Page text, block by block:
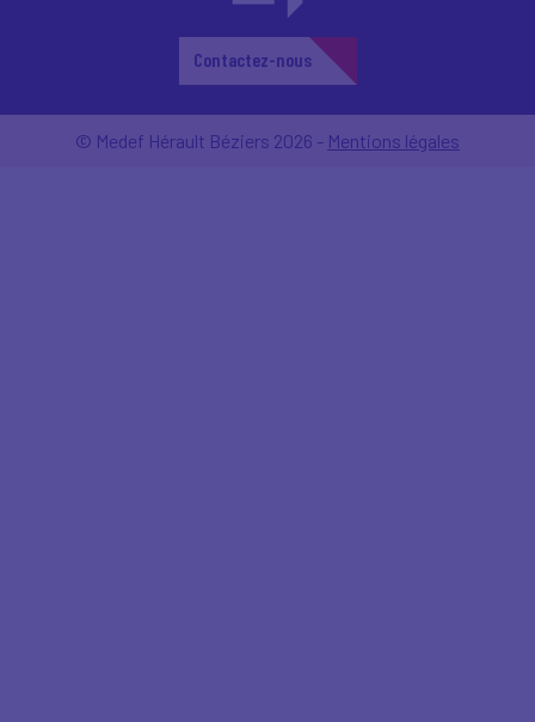
Contactez-nous
© Medef Hérault Béziers 2026 - Mentions légales